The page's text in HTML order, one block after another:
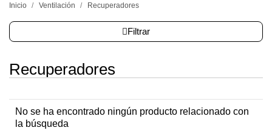
Inicio Ventilación Recuperadores
Filtrar
Recuperadores
No se ha encontrado ningún producto relacionado con
la búsqueda